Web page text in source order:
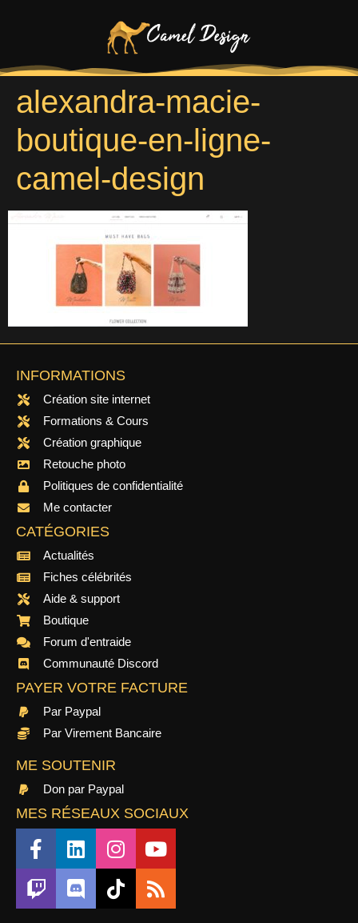
alexandra-macie-
boutique-en-ligne-
camel-design
INFORMATIONS
Création site internet
Formations & Cours
Création graphique
Retouche photo
Politiques de confidentialité
Me contacter
CATÉGORIES
Actualités
Fiches célébrités
Aide & support
Boutique
Forum d'entraide
Communauté Discord
PAYER VOTRE FACTURE
Par Paypal
Par Virement Bancaire
ME SOUTENIR
Don par Paypal
MES RÉSEAUX SOCIAUX